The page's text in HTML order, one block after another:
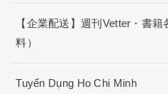
【企業配送】週刊Vetter・書
料）
Tuyển Dụng Ho Chi Minh